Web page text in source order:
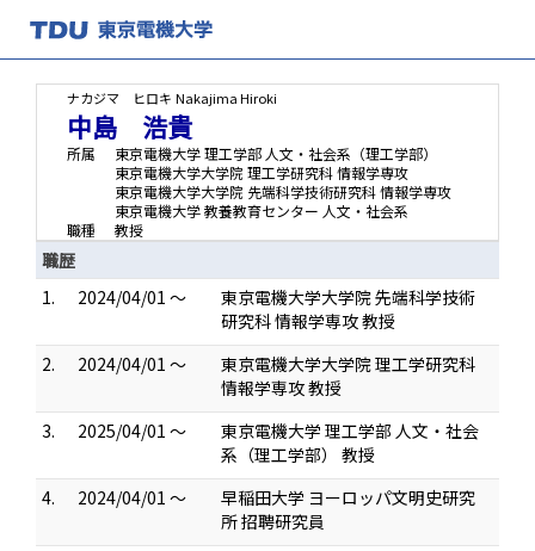
ナカジマ ヒロキ Nakajima Hiroki
中島 浩貴
所属
東京電機大学 理工学部 人文・社会系（理工学部）
東京電機大学大学院 理工学研究科 情報学専攻
東京電機大学大学院 先端科学技術研究科 情報学専攻
東京電機大学 教養教育センター 人文・社会系
職種
教授
職歴
1.
2024/04/01 ～
東京電機大学大学院 先端科学技術
研究科 情報学専攻 教授
2.
2024/04/01 ～
東京電機大学大学院 理工学研究科
情報学専攻 教授
3.
2025/04/01 ～
東京電機大学 理工学部 人文・社会
系（理工学部） 教授
4.
2024/04/01 ～
早稲田大学 ヨーロッパ文明史研究
所 招聘研究員